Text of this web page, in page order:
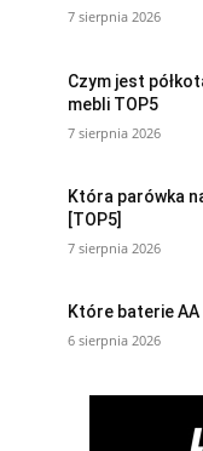
7 sierpnia 2026
Czym jest
mebli TOP5
7 sierpnia 2026
Która parówka
[TOP5]
7 sierpnia 2026
Które baterie AA
6 sierpnia 2026